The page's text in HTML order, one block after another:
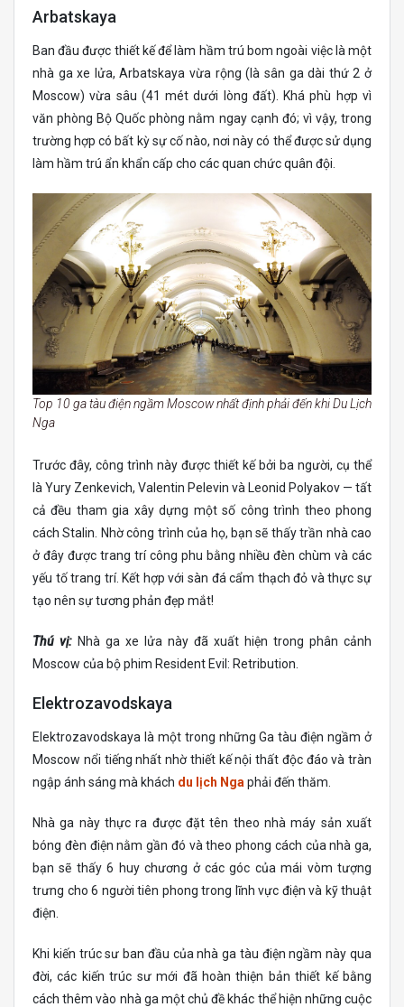
Arbatskaya
Ban đầu được thiết kế để làm hầm trú bom ngoài việc là một
nhà ga xe lửa, Arbatskaya vừa rộng (là sân ga dài thứ 2 ở
Moscow) vừa sâu (41 mét dưới lòng đất). Khá phù hợp vì
văn phòng Bộ Quốc phòng nằm ngay cạnh đó; vì vậy, trong
trường hợp có bất kỳ sự cố nào, nơi này có thể được sử dụng
làm hầm trú ẩn khẩn cấp cho các quan chức quân đội.
Top 10 ga tàu điện ngầm Moscow nhất định phải đến khi Du Lịch
Nga
Trước đây, công trình này được thiết kế bởi ba người, cụ thể
là Yury Zenkevich, Valentin Pelevin và Leonid Polyakov — tất
cả đều tham gia xây dựng một số công trình theo phong
cách Stalin. Nhờ công trình của họ, bạn sẽ thấy trần nhà cao
ở đây được trang trí công phu bằng nhiều đèn chùm và các
yếu tố trang trí. Kết hợp với sàn đá cẩm thạch đỏ và thực sự
tạo nên sự tương phản đẹp mắt!
Thú vị: Nhà ga xe lửa này đã xuất hiện trong phân cảnh
Moscow của bộ phim Resident Evil: Retribution.
Elektrozavodskaya
Elektrozavodskaya là một trong những Ga tàu điện ngầm ở
Moscow nổi tiếng nhất nhờ thiết kế nội thất độc đáo và tràn
ngập ánh sáng mà khách du lịch Nga phải đến thăm.
Nhà ga này thực ra được đặt tên theo nhà máy sản xuất
bóng đèn điện nằm gần đó và theo phong cách của nhà ga,
bạn sẽ thấy 6 huy chương ở các góc của mái vòm tượng
trưng cho 6 người tiên phong trong lĩnh vực điện và kỹ thuật
điện.
Khi kiến ​​trúc sư ban đầu của nhà ga tàu điện ngầm này qua
đời, các kiến ​​trúc sư mới đã hoàn thiện bản thiết kế bằng
cách thêm vào nhà ga một chủ đề khác thể hiện những cuộc